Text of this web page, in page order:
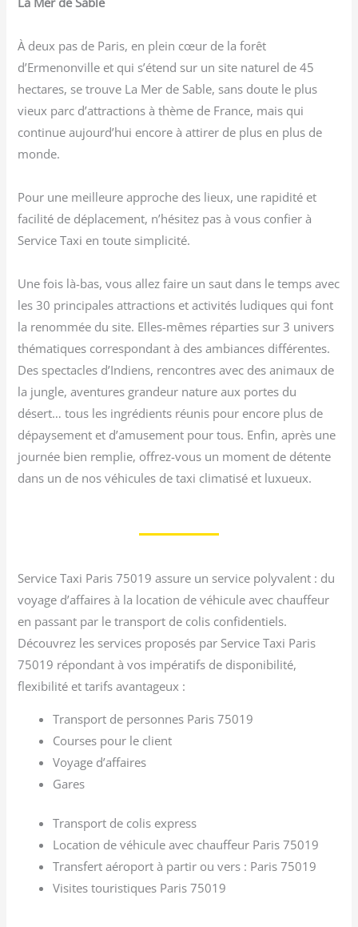
À deux pas de Paris, en plein cœur de la forêt
d’Ermenonville et qui s’étend sur un site naturel de 45
hectares, se trouve La Mer de Sable, sans doute le plus
vieux parc d’attractions à thème de France, mais qui
continue aujourd’hui encore à attirer de plus en plus de
monde.
Pour une meilleure approche des lieux, une rapidité et
facilité de déplacement, n’hésitez pas à vous confier à
Service Taxi en toute simplicité.
Une fois là-bas, vous allez faire un saut dans le temps avec
les 30 principales attractions et activités ludiques qui font
la renommée du site. Elles-mêmes réparties sur 3 univers
thématiques correspondant à des ambiances différentes.
Des spectacles d’Indiens, rencontres avec des animaux de
la jungle, aventures grandeur nature aux portes du
désert… tous les ingrédients réunis pour encore plus de
dépaysement et d’amusement pour tous. Enfin, après une
journée bien remplie, offrez-vous un moment de détente
dans un de nos véhicules de taxi climatisé et luxueux.
Service Taxi Paris 75019 assure un service polyvalent : du
voyage d’affaires à la location de véhicule avec chauffeur
en passant par le transport de colis confidentiels.
Découvrez les services proposés par Service Taxi Paris
75019 répondant à vos impératifs de disponibilité,
flexibilité et tarifs avantageux :
Transport de personnes Paris 75019
Courses pour le client
Voyage d’affaires
Gares
Transport de colis express
Location de véhicule avec chauffeur Paris 75019
Transfert aéroport à partir ou vers : Paris 75019
Visites touristiques Paris 75019